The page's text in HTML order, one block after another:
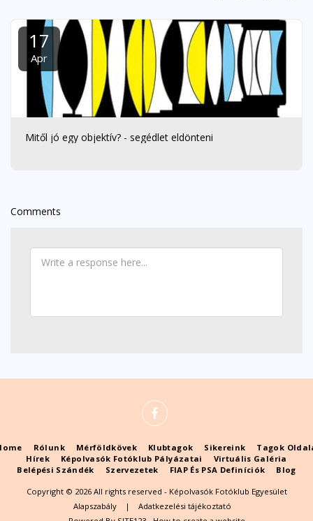
17
Apr
Mitől jó egy objektív? - segédlet eldönteni
Comments
Rólunk Mérföldkövek Klubtagok Sikereink
Tagok
Hírek
Képolvasók Fotóklub Pályázatai
Virtuális Galéria
Belépési Szándék
Szervezetek FIAP És PSA Definíciók Blog
Copyright © 2026 All rights reserved - Képolvasók Fotóklub Egyesület
Alapszabály | Adatkezelési tájékoztató